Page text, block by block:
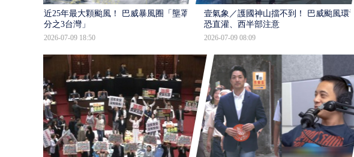
近25年最大顆颱風！ 巴威暴風圈「壟罩4
分之3台灣」
2026-07-09 18:50
壹氣象／護國神山擋不到！ 巴威颱風環流
恐直灌、西半部注意
2026-07-09 08:09